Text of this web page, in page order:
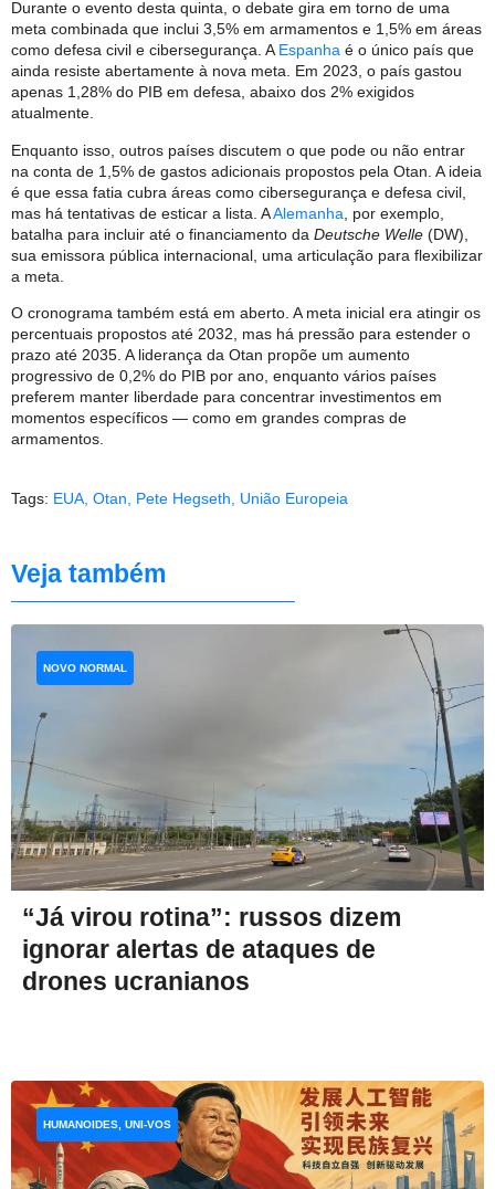
Durante o evento desta quinta, o debate gira em torno de uma
meta combinada que inclui 3,5% em armamentos e 1,5% em áreas
como defesa civil e cibersegurança. AEspanha é o único país que
ainda resiste abertamente à nova meta. Em 2023, o país gastou
apenas 1,28% do PIB em defesa, abaixo dos 2% exigidos
atualmente.
Enquanto isso, outros países discutem o que pode ou não entrar
na conta de 1,5% de gastos adicionais propostos pela Otan. A ideia
é que essa fatia cubra áreas como cibersegurança e defesa civil,
mas há tentativas de esticar a lista. AAlemanha , por exemplo,
batalha para incluir até o financiamento da Deutsche Welle (DW),
sua emissora pública internacional, uma articulação para flexibilizar
a meta.
O cronograma também está em aberto. A meta inicial era atingir os
percentuais propostos até 2032, mas há pressão para estender o
prazo até 2035. A liderança da Otan propõe um aumento
progressivo de 0,2% do PIB por ano, enquanto vários países
preferem manter liberdade para concentrar investimentos em
momentos específicos — como em grandes compras de
armamentos.
Tags: EUA Otan Pete Hegseth União Europeia
Veja também
“Já virou rotina”: russos dizem
ignorar alertas de ataques de
drones ucranianos
NOVO NORMAL
HUMANOIDES, UNI-VOS